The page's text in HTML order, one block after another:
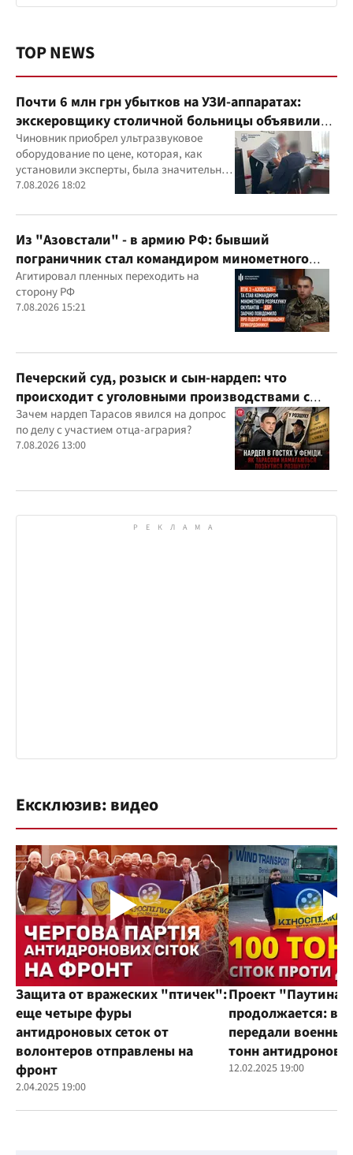
TOP NEWS
Почти 6 млн грн убытков на УЗИ-аппаратах:
экскеровщику столичной больницы объявили
подозрение
Чиновник приобрел ультразвуковое
оборудование по цене, которая, как
установили эксперты, была значительно
выше рыночной
7.08.2026 18:02
Из "Азовстали" - в армию РФ: бывший
пограничник стал командиром минометного
расчета оккупантов
Агитировал пленных переходить на
сторону РФ
7.08.2026 15:21
Печерский суд, розыск и сын-нардеп: что
происходит с уголовными производствами с
участием агробарона Тарасова?
Зачем нардеп Тарасов явился на допрос
по делу с участием отца-агрария?
7.08.2026 13:00
Ексклюзив: видео
Защита от вражеских "птичек":
еще четыре фуры
антидроновых сеток от
волонтеров отправлены на
фронт
2.04.2025 19:00
Проект "Паутина"
продолжается:
передали
тонн
12.02.2025 19:00